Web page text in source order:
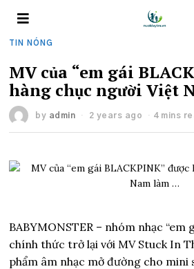
TIN NÓNG
MV của “em gái
hàng chục người Việt
by admin 2 years ago 4 mins
BABYMONSTER – nhóm nhạc “em
chính thức trở lại với MV Stuck In
phẩm âm nhạc mở đường cho mini